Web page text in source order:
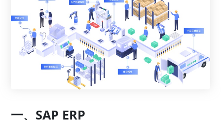
一、SAP ERP